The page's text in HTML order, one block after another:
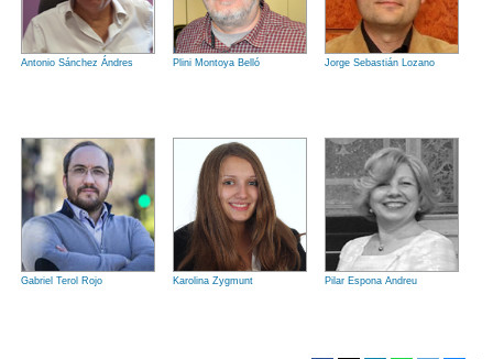
Antonio Sánchez Ándres Plini Montoya Belló Jorge Sebastián Lozano
Gabriel Terol Rojo Karolina Zygmunt Pilar Espona Andreu